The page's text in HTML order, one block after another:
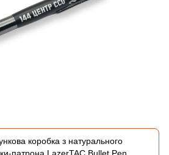
коробка з натурального
патрона LazerTAC Bullet Pen